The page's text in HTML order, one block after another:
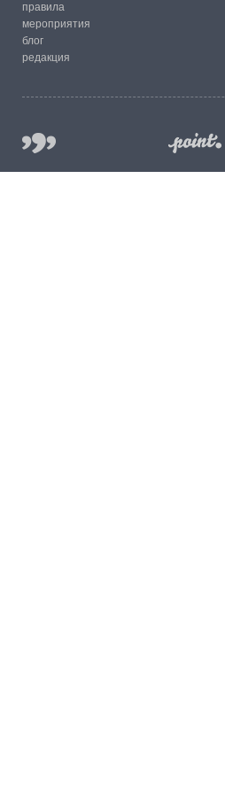
правила
мероприятия
блог
редакция